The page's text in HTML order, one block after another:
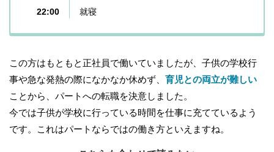
22:00 就寝
この方はもともと正社員で働いていましたが、子供の学校行
事や急な発熱の際になかなか休めず、 育児との両立が難しい
ことから、パートへの転職を決意しました。
今では子供が学校に行っている時間を仕事に充てているよう
です。これはパートならではの働き方といえますね。